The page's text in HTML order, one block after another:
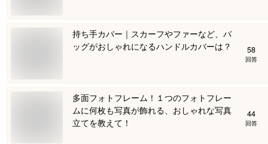
持ち手カバー｜スカーフやファーなど、バ
ッグがおしゃれになるハンドルカバーは？
58
回答
多面フォトフレーム！１つのフォトフレー
ムに何枚も写真が飾れる、おしゃれな写真
立てを教えて！
44
回答